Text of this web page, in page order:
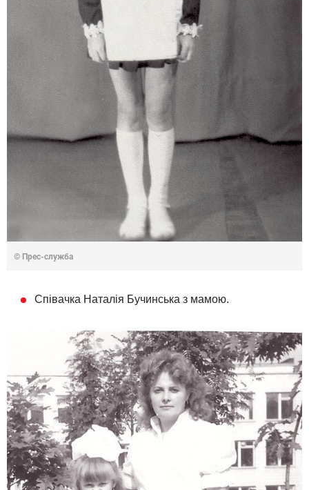
© Прес-служба
Співачка Наталія Бучинська з мамою.